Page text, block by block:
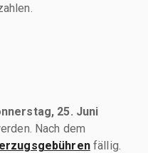
25. Juni
Nach dem
fällig.